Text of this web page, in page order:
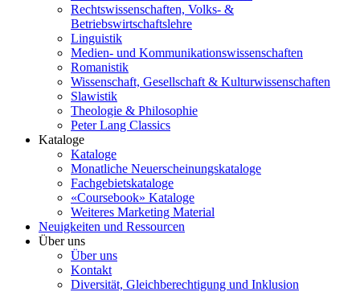
Rechtswissenschaften, Volks- &
Betriebswirtschaftslehre
Linguistik
Medien- und Kommunikationswissenschaften
Romanistik
Wissenschaft, Gesellschaft & Kulturwissenschaften
Slawistik
Theologie & Philosophie
Peter Lang Classics
Kataloge
Kataloge
Monatliche Neuerscheinungskataloge
Fachgebietskataloge
«Coursebook» Kataloge
Weiteres Marketing Material
Neuigkeiten und Ressourcen
Über uns
Über uns
Kontakt
Diversität, Gleichberechtigung und Inklusion